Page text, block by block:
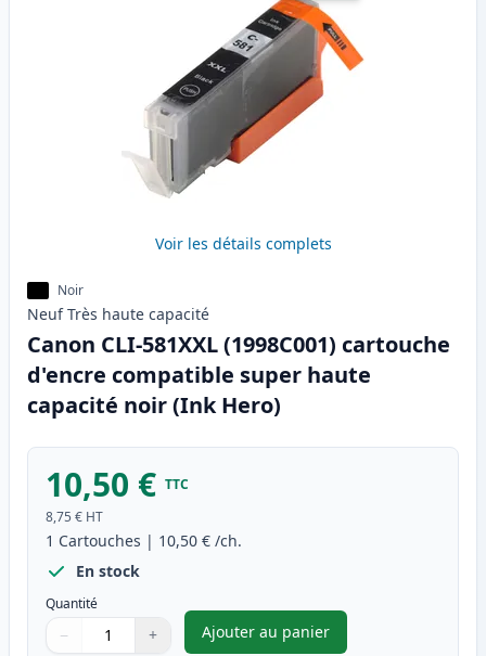
Voir les détails complets
Noir
Neuf Très haute capacité
Canon CLI-581XXL (1998C001) cartouche
d'encre compatible super haute
capacité noir (Ink Hero)
10,50 € TTC
8,75 € HT
1 Cartouches | 10,50 € /ch.
En stock
Quantité
Quantité
Utilisez les boutons pour ajuster
− +
Quantité
Ajouter au panier
,Canon CLI-581XXL